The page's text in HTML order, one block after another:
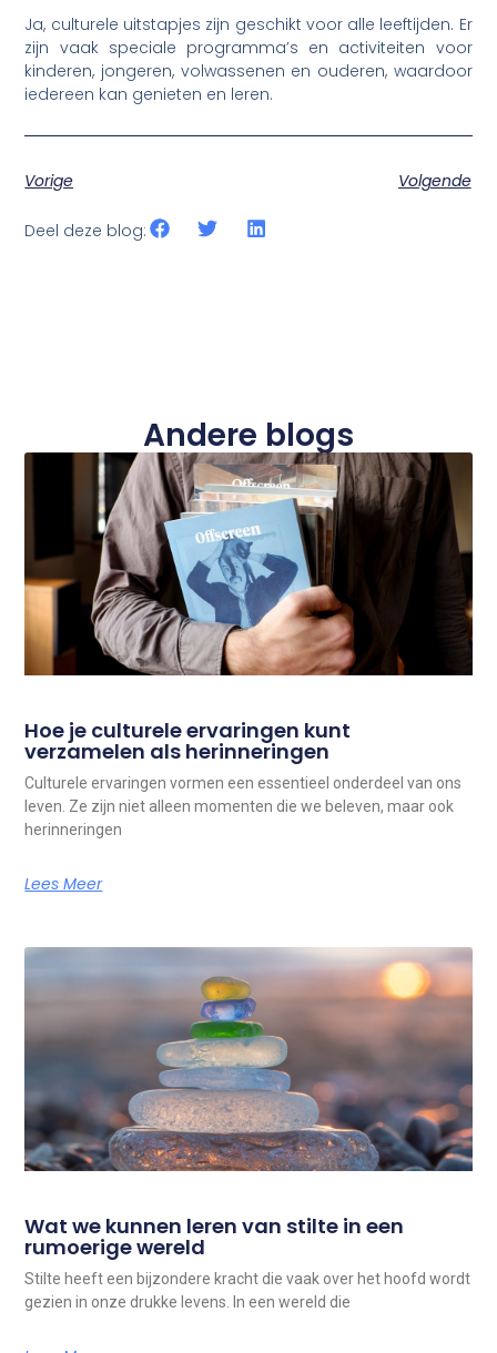
Ja, culturele uitstapjes zijn geschikt voor alle leeftijden. Er
zijn vaak speciale programma’s en activiteiten voor
kinderen, jongeren, volwassenen en ouderen, waardoor
iedereen kan genieten en leren.
Vorige Volgende
Deel deze blog:
Andere blogs
Hoe je culturele ervaringen kunt
verzamelen als herinneringen
Culturele ervaringen vormen een essentieel onderdeel van ons
leven. Ze zijn niet alleen momenten die we beleven, maar ook
herinneringen
Lees Meer
Wat we kunnen leren van stilte in een
rumoerige wereld
Stilte heeft een bijzondere kracht die vaak over het hoofd wordt
gezien in onze drukke levens. In een wereld die